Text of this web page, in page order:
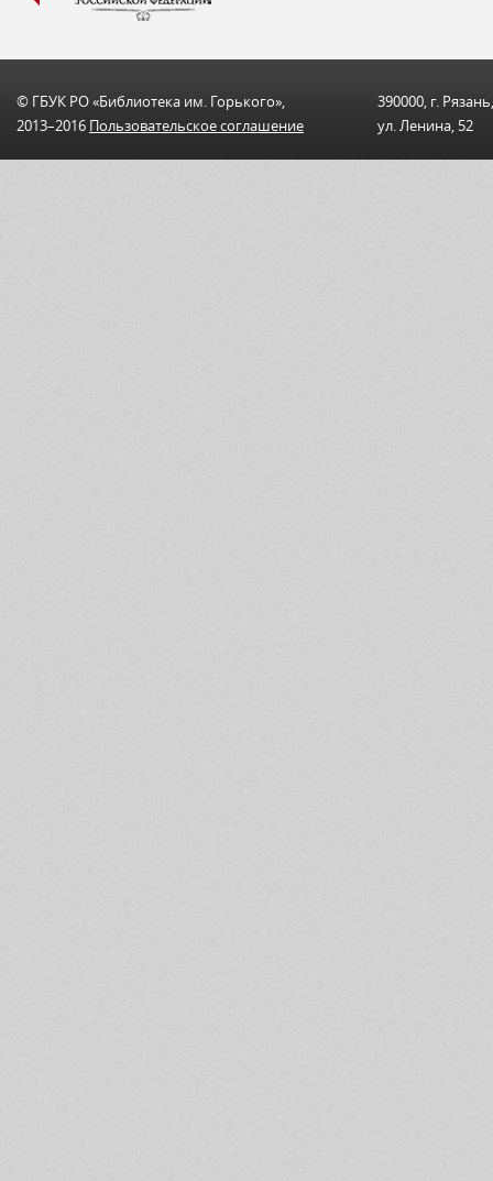
© ГБУК РО «Библиотека им. Горького»,
2013–2016 Пользовательскоe соглашениe
390000, г. Рязань,
ул. Ленина, 52